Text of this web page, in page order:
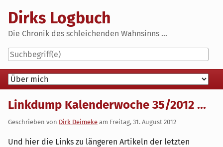
content
Dirks Logbuch
Die Chronik des schleichenden Wahnsinns ...
Navigation
Linkdump Kalenderwoche 35/2012 ...
Geschrieben von Dirk Deimeke am Freitag, 31. August 2012
Und hier die Links zu längeren Artikeln der letzten